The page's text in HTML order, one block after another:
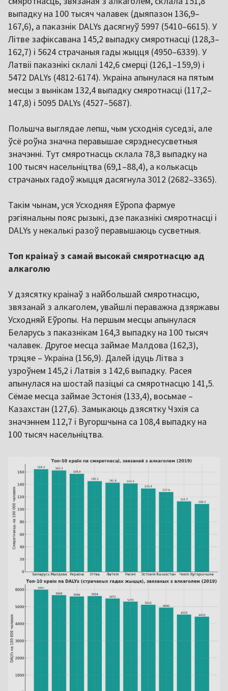
выпадку на 100 тысяч чалавек (дыяпазон 136,9–
167,6), а паказнік DALYs дасягнуў 5997 (5410–6615). У
Літве зафіксавана 145,2 выпадку смяротнасці (128,3–
162,7) і 5624 страчаныя гады жыцця (4950–6339). У
Латвіі паказнікі склалі 142,6 смерці (126,1–159,9) і
5472 DALYs (4812-6174). Украіна апынулася на пятым
месцы з вынікам 132,4 выпадку смяротнасці (117,2–
147,8) і 5095 DALYs (4527–5687).
Польшча выглядае лепш, чым усходнія суседзі, але
ўсё роўна значна перавышае сярэднесусветныя
значэнні. Тут смяротнасць склала 78,3 выпадку на
100 тысяч насельніцтва (69,1–88,4), а колькасць
страчаных гадоў жыцця дасягнула 3012 (2682–3365).
Такім чынам, уся Усходняя Еўропа фармуе
рэгіянальны пояс рызыкі, дзе паказнікі смяротнасці і
DALYs у некалькі разоў перавышаюць сусветныя.
Топ краінаў з самай высокай смяротнасцю ад
алкаголю
У дзясятку краінаў з найбольшай смяротнасцю,
звязанай з алкаголем, увайшлі пераважна дзяржавы
Усходняй Еўропы. На першым месцы апынулася
Беларусь з паказнікам 164,3 выпадку на 100 тысяч
чалавек. Другое месца займае Малдова (162,3),
трэцяе – Украіна (156,9). Далей ідуць Літва з
узроўнем 145,2 і Латвія з 142,6 выпадку. Расея
апынулася на шостай пазіцыі са смяротнасцю 141,5.
Сёмае месца займае Эстонія (133,4), восьмае –
Казахстан (127,6). Замыкаюць дзясятку Чэхія са
значэннем 112,7 і Вугоршчына са 108,4 выпадку на
100 тысяч насельніцтва.